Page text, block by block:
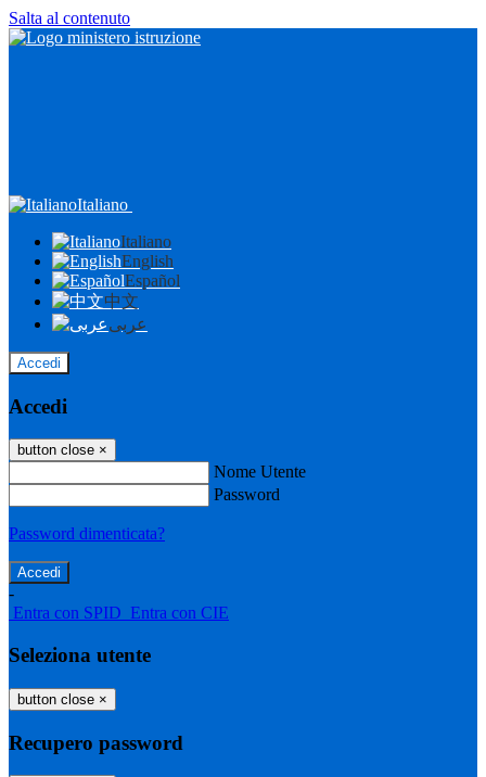
Salta al contenuto
Italiano
Italiano
English
Español
中文
عربى
Accedi
Accedi
button close ×
Nome Utente
Password
Password dimenticata?
-
Entra con SPID Entra con CIE
Seleziona utente
button close ×
Recupero password